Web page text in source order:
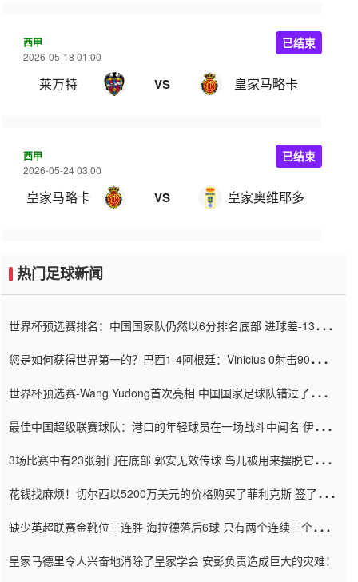
西甲
2026-05-18 01:00
莱万特 VS 皇家马略卡
已结束
西甲
2026-05-24 03:00
皇家马略卡 VS 皇家奥维耶多
已结束
热门足球新闻
世界杯预选赛排名：中国国家队仍然以6分排名底部 进球差-13令人
您是如何获得世界第一的？巴西1-4阿根廷：Vinicius 0射击90分钟
世界杯预选赛-Wang Yudong首次亮相 中国国家足球队错过了世界
最佳中国超级联赛球队：港口的年轻球员在一场战斗中闻名 伊万放
3场比赛中有23张射门在底部 郭安无效传球 鸟儿被用来摆脱它
花钱找麻烦！切尔西以5200万美元的价格购买了菲利克斯 签了7年
缺少英超联赛金靴位三连胜 海拉德落后6球 只有两个连续三个连续
皇家马德里令人兴奋地消除了皇家学会 安彭负责造成巨大的灾难！